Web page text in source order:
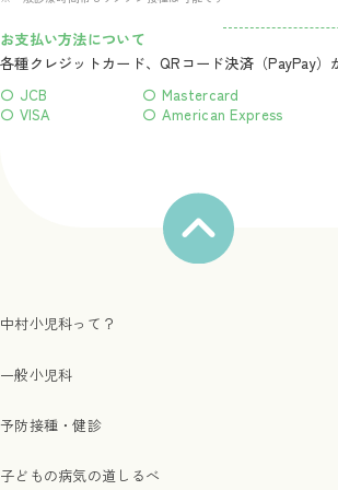
お支払い方法について
各種クレジットカード、QRコード決済（PayPay
〇 JCB
〇 Mastercard
〇 VISA
〇 American Express
中村小児科って？
一般小児科
予防接種・健診
子どもの病気の道しるべ